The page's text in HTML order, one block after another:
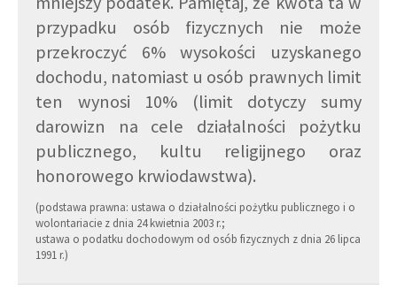
przypadku osób fizycznych nie może
przekroczyć 6% wysokości uzyskanego
dochodu, natomiast u osób prawnych limit
ten wynosi 10% (limit dotyczy sumy
darowizn na cele działalności pożytku
publicznego, kultu religijnego oraz
honorowego krwiodawstwa).
(podstawa prawna: ustawa o działalności pożytku publicznego i o
wolontariacie z dnia 24 kwietnia 2003 r.;
ustawa o podatku dochodowym od osób fizycznych z dnia 26 lipca
1991 r.)